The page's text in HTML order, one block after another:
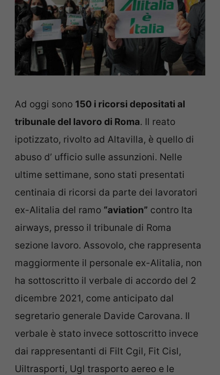
Ad oggi sono 150 i ricorsi depositati al
tribunale del lavoro di Roma. Il reato
ipotizzato, rivolto ad Altavilla, è quello di
abuso d’ ufficio sulle assunzioni. Nelle
ultime settimane, sono stati presentati
centinaia di ricorsi da parte dei lavoratori
ex-Alitalia del ramo “aviation” contro Ita
airways, presso il tribunale di Roma
sezione lavoro. Assovolo, che rappresenta
maggiormente il personale ex-Alitalia, non
ha sottoscritto il verbale di accordo del 2
dicembre 2021, come anticipato dal
segretario generale Davide Carovana. Il
verbale è stato invece sottoscritto invece
dai rappresentanti di Filt Cgil, Fit Cisl,
Uiltrasporti, Ugl trasporto aereo e le